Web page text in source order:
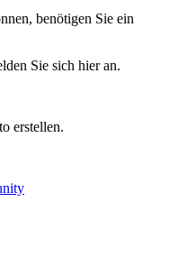
benötigen Sie ein
Sie sich hier an.
erstellen.